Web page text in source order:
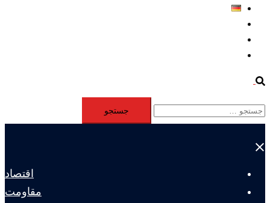
Search
جستجو
برای:
Close
اقتصاد
مقاومت